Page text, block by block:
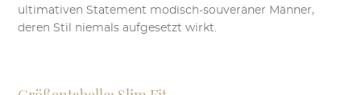
ultimativen Statement modisch-souveräner Männer,
deren Stil niemals aufgesetzt wirkt.